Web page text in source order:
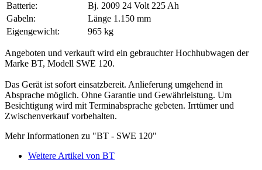
Batterie:
Bj. 2009 24 Volt 225 Ah
Gabeln:
Länge 1.150 mm
Eigengewicht:
965 kg
Angeboten und verkauft wird ein gebrauchter Hochhubwagen der
Marke BT, Modell SWE 120.
Das Gerät ist sofort einsatzbereit. Anlieferung umgehend in
Absprache möglich. Ohne Garantie und Gewährleistung. Um
Besichtigung wird mit Terminabsprache gebeten. Irrtümer und
Zwischenverkauf vorbehalten.
Mehr Informationen zu "BT - SWE 120"
Weitere Artikel von BT